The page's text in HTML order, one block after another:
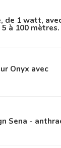
de 1 watt,
à 100 mètres.
Onyx avec
Sena -